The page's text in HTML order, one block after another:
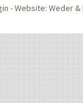
-Website: Weder &